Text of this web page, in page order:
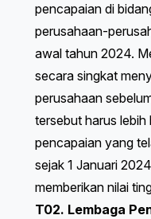
pencapaian di
perusahaan-
awal tahun 2024.
secara singkat
perusahaan
tersebut harus
pencapaian yang
sejak 1 Januari
memberikan nilai
T02. Lembaga